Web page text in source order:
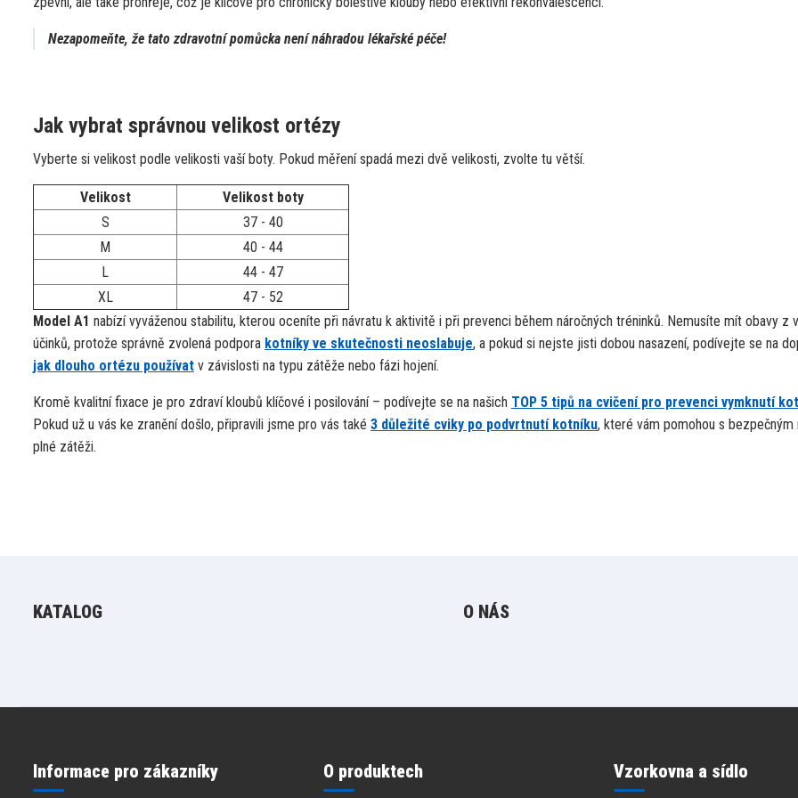
Nezapomeňte, že tato zdravotní pomůcka není náhradou lékařské péče!
Jak vybrat správnou velikost ortézy
Vyberte si velikost podle velikosti vaší boty. Pokud měření spadá mezi dvě velikosti, zvolte tu větší.
Velikost
Velikost boty
S
37 - 40
M
40 - 44
L
44 - 47
XL
47 - 52
Model A1 nabízí vyváženou stabilitu, kterou oceníte při návratu k aktivitě i při prevenci během náročných tréninků. Nemusíte mít obavy z
účinků, protože správně zvolená podpora kotníky ve skutečnosti neoslabuje, a pokud si nejste jisti dobou nasazení, podívejte se na
jak dlouho ortézu používat v závislosti na typu zátěže nebo fázi hojení.
Kromě kvalitní fixace je pro zdraví kloubů klíčové i posilování – podívejte se na našich TOP 5 tipů na cvičení pro prevenci vymknutí
Pokud už u vás ke zranění došlo, připravili jsme pro vás také 3 důležité cviky po podvrtnutí kotníku, které vám pomohou s bezpečným
plné zátěži.
KATALOG O NÁS
Informace pro zákazníky O produktech Vzorkovna a sídlo